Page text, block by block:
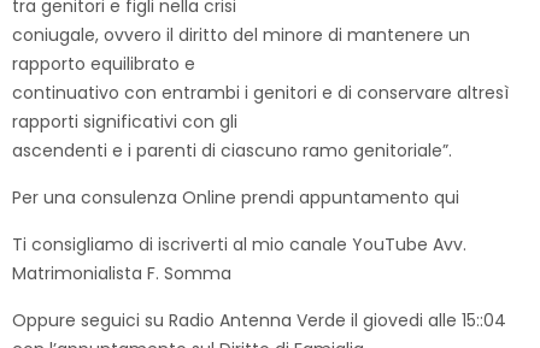
tra genitori e figli nella crisi
coniugale, ovvero il diritto del minore di mantenere un
rapporto equilibrato e
continuativo con entrambi i genitori e di conservare altresì
rapporti significativi con gli
ascendenti e i parenti di ciascuno ramo genitoriale”.
Per una consulenza Online prendi appuntamento qui
Ti consigliamo di iscriverti al mio canale YouTube Avv.
Matrimonialista F. Somma
Oppure seguici su Radio Antenna Verde il giovedi alle 15::04